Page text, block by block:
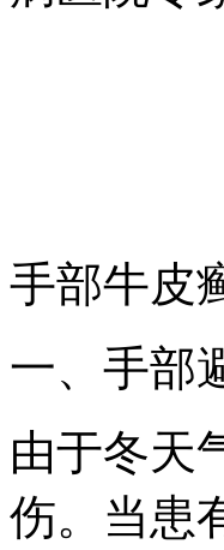
手部牛皮
一、手部
由于冬天
伤。当患